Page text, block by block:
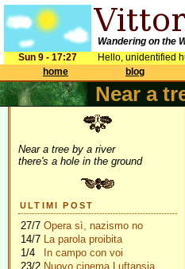
Wandering on the
Sun 9 - 17:27
Hello, unidentified
home
blog
Near a
Near a tree by a river
there's a hole in the ground
ULTIMI POST
27/7 Opera sì, nazismo no
14/7 La parola proibita
1/4
In campo con voi
23/2 Nuovo cinema Luftansia